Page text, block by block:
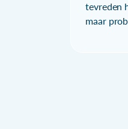
tevreden
maar